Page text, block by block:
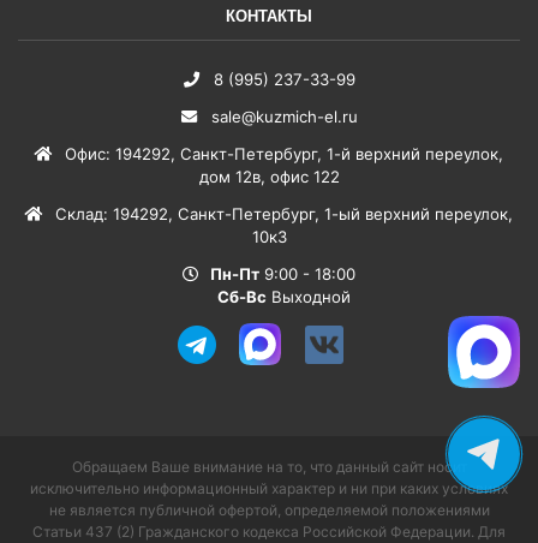
КОНТАКТЫ
8 (995) 237-33-99
sale@kuzmich-el.ru
Офис: 194292, Санкт-Петербург, 1-й верхний переулок,
дом 12в, офис 122
Склад: 194292, Санкт-Петербург, 1-ый верхний переулок,
10к3
Пн-Пт 9:00 - 18:00
Сб-Вс Выходной
Обращаем Ваше внимание на то, что данный сайт носит
исключительно информационный характер и ни при каких условиях
не является публичной офертой, определяемой положениями
Статьи 437 (2) Гражданского кодекса Российской Федерации. Для